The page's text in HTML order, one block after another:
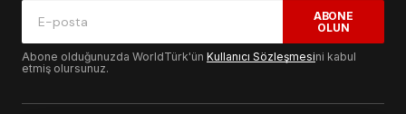
ABONE
OLUN
Abone olduğunuzda WorldTürk'ün Kullanıcı Sözleşmesini kabul
etmiş olursunuz.